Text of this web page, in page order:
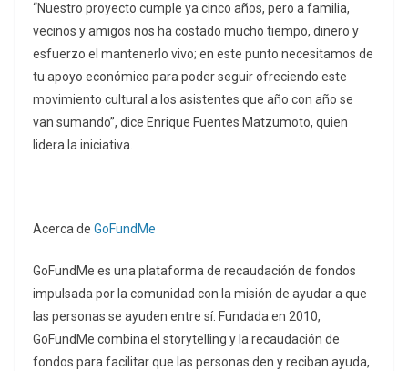
“Nuestro proyecto cumple ya cinco años, pero a familia,
vecinos y amigos nos ha costado mucho tiempo, dinero y
esfuerzo el mantenerlo vivo; en este punto necesitamos de
tu apoyo económico para poder seguir ofreciendo este
movimiento cultural a los asistentes que año con año se
van sumando”, dice Enrique Fuentes Matzumoto, quien
lidera la iniciativa.
Acerca de GoFundMe
GoFundMe es una plataforma de recaudación de fondos
impulsada por la comunidad con la misión de ayudar a que
las personas se ayuden entre sí. Fundada en 2010,
GoFundMe combina el storytelling y la recaudación de
fondos para facilitar que las personas den y reciban ayuda,